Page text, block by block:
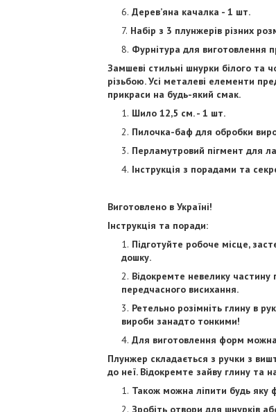
Дерев’яна качалка - 1 шт.
Набір з 3 плунжерів різних
Фурнітура для виготовлення
Замшеві стильні шнурки білого та
різьбою. Усі металеві елементи
прикраси на будь-який смак.
Шило 12,5 см. - 1 шт.
Пилочка-баф для обробки
Перламутровий пігмент для
Інструкція з порадами та
Виготовлено в Україні!
Інструкція та поради:
Підготуйте робоче місце,
дошку.
Відокремте невелику
передчасного висихання.
Ретельно розімніть глину в
вироби занадто тонкими!
Для виготовлення форм
Плунжер складається з ручки з
до неї. Відокремте зайву глину та
Також можна ліпити будь яку
Зробіть отвори для шнурків